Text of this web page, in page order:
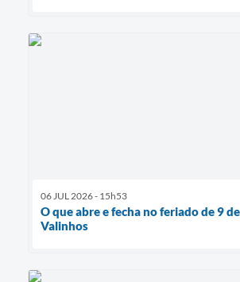
06 JUL 2026 - 15h53
O que abre e fecha no feriado de 9
Valinhos